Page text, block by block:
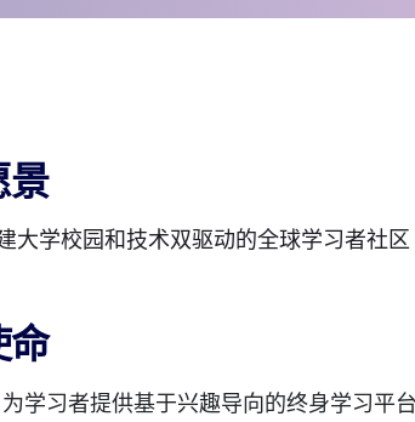
景
大学校园和技术双驱动的全球学习者社区
命
为学习者提供基于兴趣导向的终身学习平